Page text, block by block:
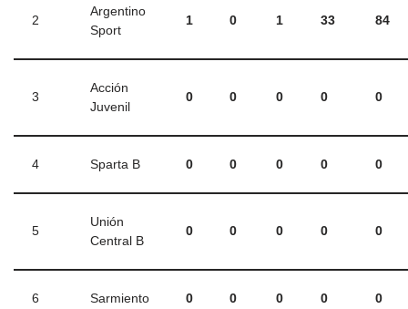
2
Argentino
Sport
1 0 1 33 84
3
Acción
Juvenil
0 0 0 0 0
4 Sparta B 0 0 0 0 0
5
Unión
Central B
0 0 0 0 0
6 Sarmiento 0 0 0 0 0